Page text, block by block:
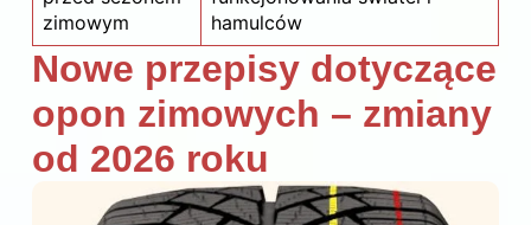
zimowym
hamulców
Nowe przepisy dotyczące
opon zimowych – zmiany
od 2026 roku